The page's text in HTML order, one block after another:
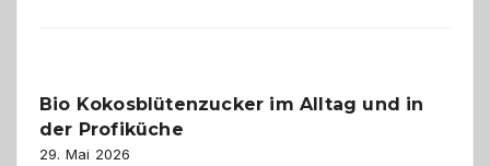
Gefahr
Bio Kokosblütenzucker im Alltag und in
der Profiküche
29. Mai 2026